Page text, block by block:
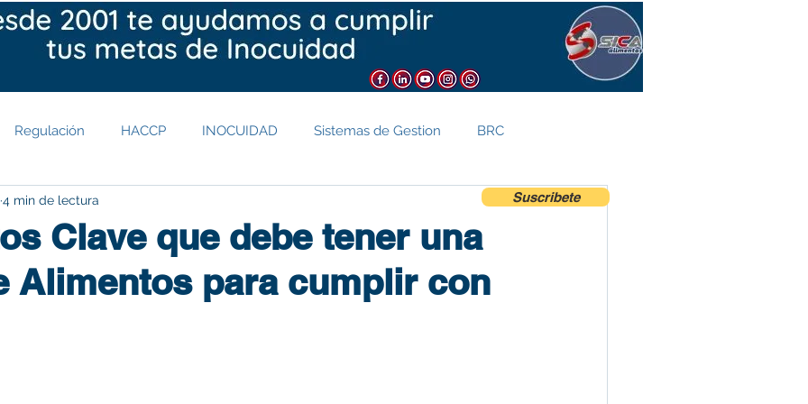
Regulación HACCP INOCUIDAD Sistemas de Gestion BRC
IFS SQF Comercio Exterior
Clave que debe tener una
Alimentos para cumplir con
4 min de lectura Suscribete